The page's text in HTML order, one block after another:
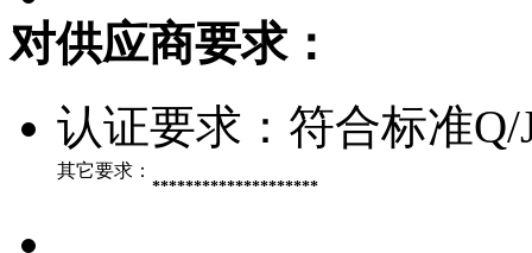
对供应商要求：
认证要求： 符合标准Q/
其它要求：
********************